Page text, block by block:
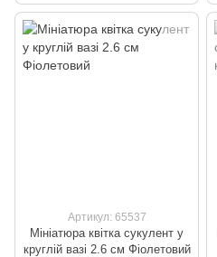
Артикул: 65537
Мініатюра квітка сукулент у
круглій вазі 2.6 см Фіолетовий